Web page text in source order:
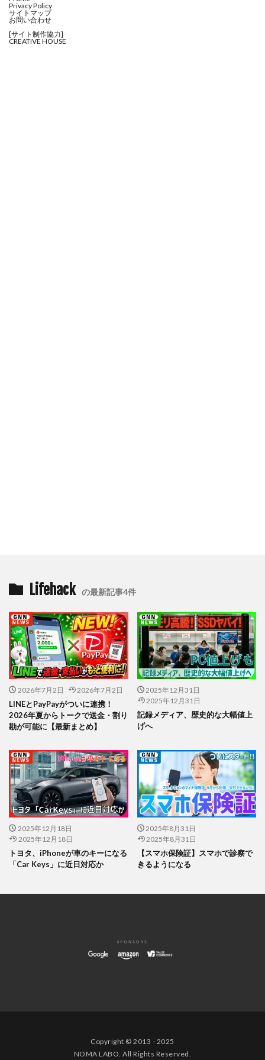
Privacy Policy
サイトマップ
お問い合わせ
[サイト制作協力]
CREATIVE HOUSE
Lifehack の最新記事4件
2026年7月2日 2026年7月2日
LINEとPayPayがついに連携！
2026年夏からトークで送金・割り
勘が可能に【最新まとめ】
2025年12月31日
2025年12月31日
記録メディア、歴史的な大幅値上
げへ
2025年12月18日
2025年12月18日
トヨタ、iPhoneが車のキーになる
「Car Keys」に近日対応か
2025年8月31日
2025年8月31日
【スマホ保険証】スマホで診察で
きるようになる
Copyright © 2013 - 2025
NOMA LABO. All Rights Reserved.